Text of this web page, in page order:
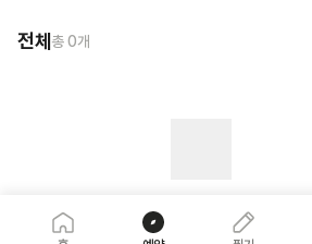
전체 총0개